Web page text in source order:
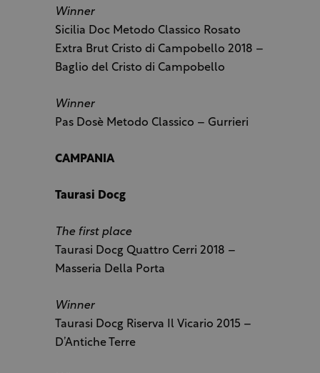
Winner
Sicilia Doc Metodo Classico Rosato
Extra Brut Cristo di Campobello 2018 –
Baglio del Cristo di Campobello
Winner
Pas Dosè Metodo Classico – Gurrieri
CAMPANIA
Taurasi Docg
The first place
Taurasi Docg Quattro Cerri 2018 –
Masseria Della Porta
Winner
Taurasi Docg Riserva Il Vicario 2015 –
D’Antiche Terre